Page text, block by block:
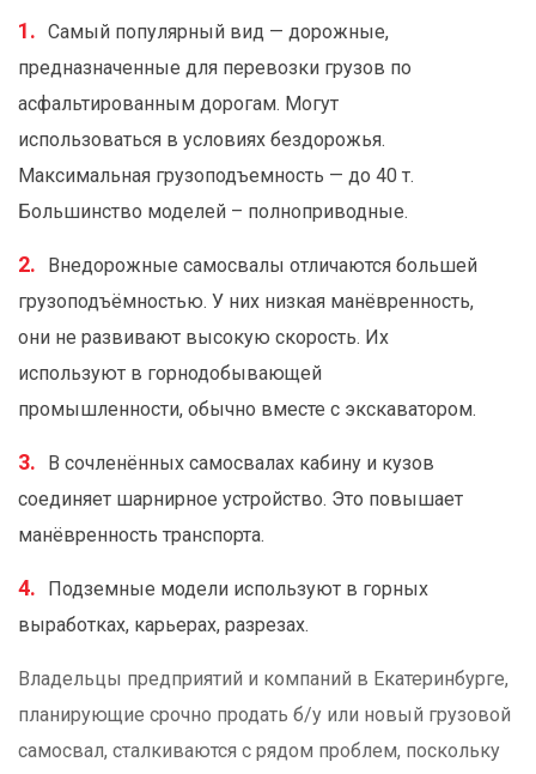
Самый популярный вид — дорожные,
предназначенные для перевозки грузов по
асфальтированным дорогам. Могут
использоваться в условиях бездорожья.
Максимальная грузоподъемность — до 40 т.
Большинство моделей – полноприводные.
Внедорожные самосвалы отличаются большей
грузоподъёмностью. У них низкая манёвренность,
они не развивают высокую скорость. Их
используют в горнодобывающей
промышленности, обычно вместе с экскаватором.
В сочленённых самосвалах кабину и кузов
соединяет шарнирное устройство. Это повышает
манёвренность транспорта.
Подземные модели используют в горных
выработках, карьерах, разрезах.
Владельцы предприятий и компаний в Екатеринбурге,
планирующие срочно продать б/у или новый грузовой
самосвал, сталкиваются с рядом проблем, поскольку